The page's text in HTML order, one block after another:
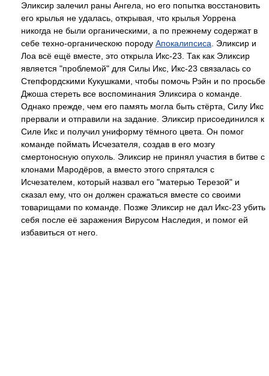
Эликсир залечил раны Ангела, но его попытка восстановить
его крылья не удалась, открывая, что крылья Уоррена
никогда не были органическими, а по прежнему содержат в
себе техно-органическою породу Апокалипсиса . Эликсир и
Лоа всё ещё вместе, это открыла Икс-23. Так как Эликсир
является "проблемой" для Силы Икс, Икс-23 связалась со
Степфордскими Кукушками, чтобы помочь Рэйн и по просьбе
Джоша стереть все воспоминания Эликсира о команде.
Однако прежде, чем его память могла быть стёрта, Силу Икс
прервали и отправили на задание. Эликсир присоединился к
Силе Икс и получил униформу тёмного цвета. Он помог
команде поймать Исчезателя, создав в его мозгу
смертоносную опухоль. Эликсир не принял участия в битве с
клонами Мародёров, а вместо этого спрятался с
Исчезателем, который назвал его "матерью Терезой" и
сказал ему, что он должен сражаться вместе со своими
товарищами по команде. Позже Эликсир не дал Икс-23 убить
себя после её заражения Вирусом Наследия, и помог ей
избавиться от него.